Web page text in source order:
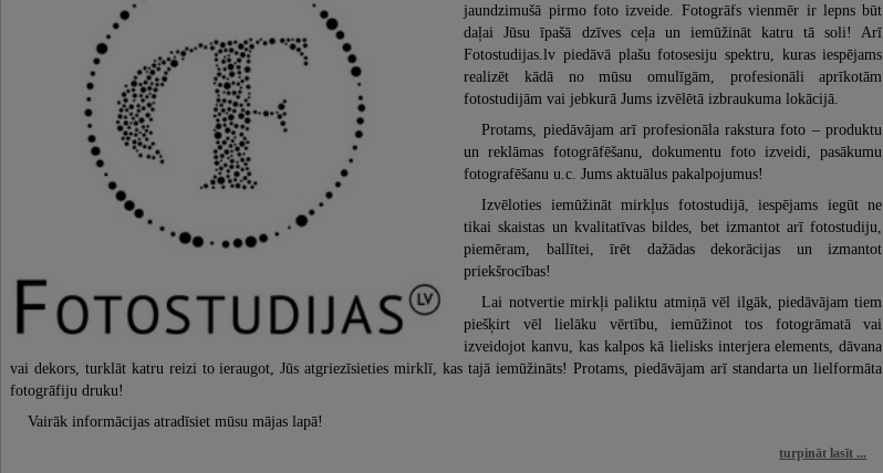
jaundzimušā pirmo foto izveide. Fotogrāfs vienmēr ir lepns būt
daļai Jūsu īpašā dzīves ceļa un iemūžināt katru tā soli! Arī
Fotostudijas.lv piedāvā plašu fotosesiju spektru, kuras iespējams
realizēt kādā no mūsu omulīgām, profesionāli aprīkotām
fotostudijām vai jebkurā Jums izvēlētā izbraukuma lokācijā.
Protams, piedāvājam arī profesionāla rakstura foto – produktu
un reklāmas fotogrāfēšanu, dokumentu foto izveidi, pasākumu
fotografēšanu u.c. Jums aktuālus pakalpojumus!
Izvēloties iemūžināt mirkļus fotostudijā, iespējams iegūt ne
tikai skaistas un kvalitatīvas bildes, bet izmantot arī fotostudiju,
piemēram, ballītei, īrēt dažādas dekorācijas un izmantot
priekšrocības!
Lai notvertie mirkļi paliktu atmiņā vēl ilgāk, piedāvājam tiem
piešķirt vēl lielāku vērtību, iemūžinot tos fotogrāmatā vai
izveidojot kanvu, kas kalpos kā lielisks interjera elements, dāvana
vai dekors, turklāt katru reizi to ieraugot, Jūs atgriezīsieties mirklī, kas tajā iemūžināts! Protams, piedāvājam arī standarta un lielformāta
fotogrāfiju druku!
Vairāk informācijas atradīsiet mūsu mājas lapā!
turpināt lasīt ...